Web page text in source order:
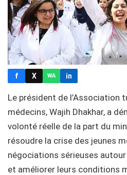
f X WA in
Le président de l’Association
médecins, Wajih Dhakhar, a
volonté réelle de la part du
résoudre la crise des jeunes
négociations sérieuses
et améliorer leurs conditions